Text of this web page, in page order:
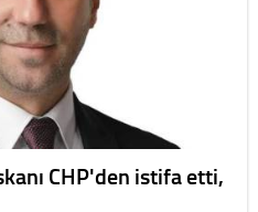
CHP'den istifa etti,